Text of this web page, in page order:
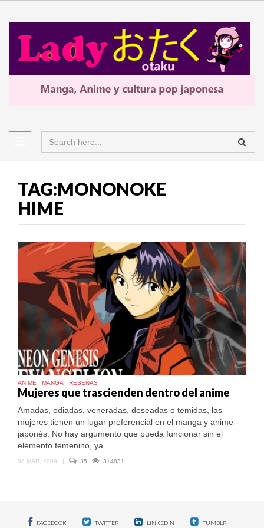
TAG:MONONOKE
HIME
ANIME MANGA RESEÑAS
Mujeres que trascienden dentro del anime
Amadas, odiadas, veneradas, deseadas o temidas, las
mujeres tienen un lugar preferencial en el manga y anime
japonés. No hay argumento que pueda funcionar sin el
elemento femenino, ya ...
08 MAR, 2009 | 35 314831
FACEBOOK TWITTER LINKEDIN TUMBLR